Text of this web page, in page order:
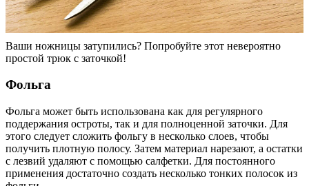
Ваши ножницы затупились? Попробуйте этот невероятно
простой трюк с заточкой!
Фольга
Фольга может быть использована как для регулярного
поддержания остроты, так и для полноценной заточки. Для
этого следует сложить фольгу в несколько слоев, чтобы
получить плотную полосу. Затем материал нарезают, а остатки
с лезвий удаляют с помощью салфетки. Для постоянного
применения достаточно создать несколько тонких полосок из